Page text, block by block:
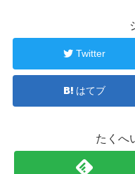
Twitter
はてブ
たくへ